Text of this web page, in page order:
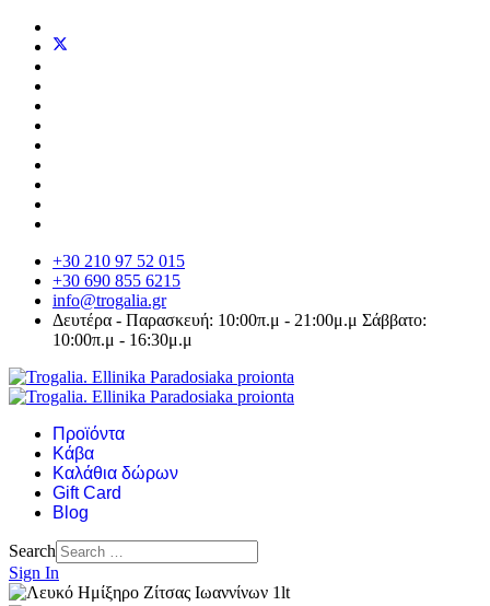
+30 210 97 52 015
+30 690 855 6215
info@trogalia.gr
Δευτέρα - Παρασκευή: 10:00π.μ - 21:00μ.μ Σάββατο:
10:00π.μ - 16:30μ.μ
Προϊόντα
Κάβα
Καλάθια δώρων
Gift Card
Blog
Search
Sign In